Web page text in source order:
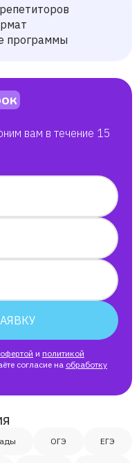
программы
вам в течение 15
офертой и политикой
согласие на обработку
ОГЭ ЕГЭ